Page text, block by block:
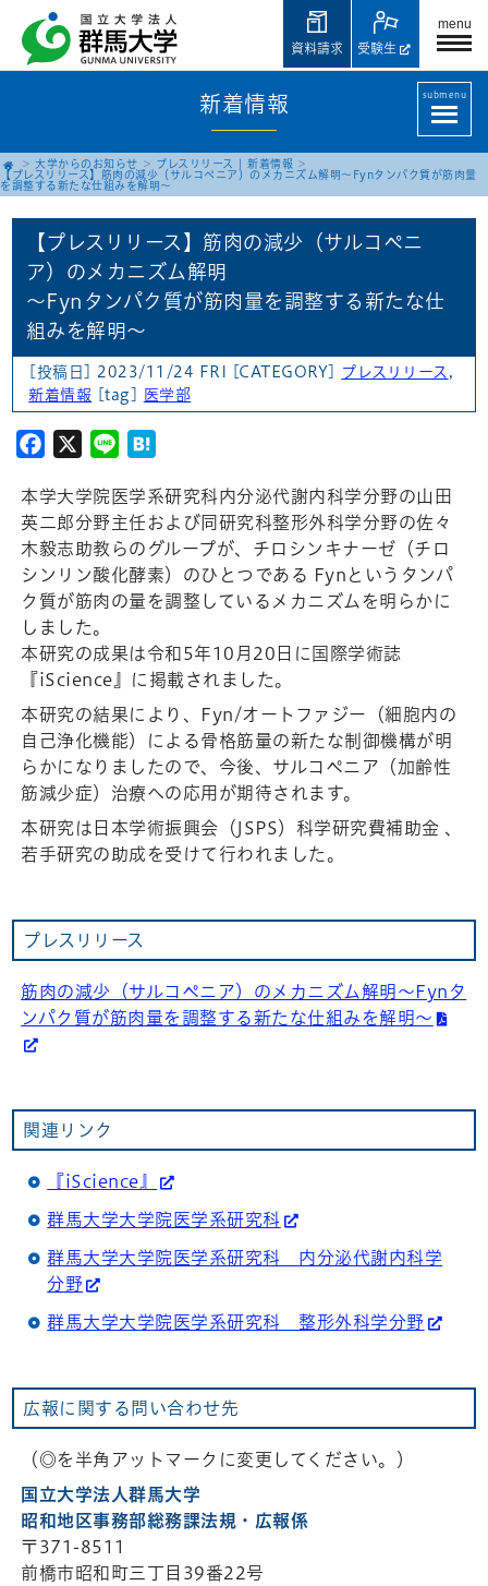
menu
受験生
資料請求
新着情報 submenu
大学からのお知らせ プレスリリース
新着情報
【プレスリリース】筋肉の減少（サルコペニア）のメカニズム解明 ～Fynタンパク質が筋肉量
を調整する新たな仕組みを解明～
【プレスリリース】筋肉の減少（サルコペニ
ア）のメカニズム解明
～Fynタンパク質が筋肉量を調整する新たな仕
組みを解明～
[投稿日] 2023/11/24 FRI [CATEGORY] プレスリリース ,
新着情報 [tag] 医学部
Facebook
X Line
本学大学院医学系研究科内分泌代謝内科学分野の山田
英二郎分野主任および同研究科整形外科学分野の佐々
木毅志助教らのグループが、チロシンキナーゼ（チロ
シンリン酸化酵素）のひとつである Fynというタンパ
ク質が筋肉の量を調整しているメカニズムを明らかに
しました。
本研究の成果は令和5年10月20日に国際学術誌
『iScience』に掲載されました。
本研究の結果により、Fyn/オートファジー（細胞内の
自己浄化機能）による骨格筋量の新たな制御機構が明
らかになりましたので、今後、サルコペニア（加齢性
筋減少症）治療への応用が期待されます。
本研究は日本学術振興会（JSPS）科学研究費補助金 、
若手研究の助成を受けて行われました。
プレスリリース
筋肉の減少（サルコペニア）のメカニズム解明～Fynタ
ンパク質が筋肉量を調整する新たな仕組みを解明～
関連リンク
『iScience』
群馬大学大学院医学系研究科
群馬大学大学院医学系研究科 内分泌代謝内科学
分野
群馬大学大学院医学系研究科 整形外科学分野
広報に関する問い合わせ先
（◎を半角アットマークに変更してください。）
国立大学法人群馬大学
昭和地区事務部総務課法規・広報係
〒371-8511
前橋市昭和町三丁目39番22号